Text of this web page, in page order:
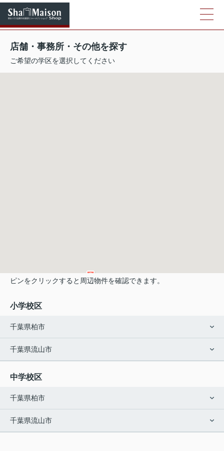
店舗・事務所・その他を探す
ご希望の学区を選択してください
ピンをクリックすると周辺物件を確認できます。
小学校区
千葉県柏市
千葉県流山市
中学校区
千葉県柏市
千葉県流山市